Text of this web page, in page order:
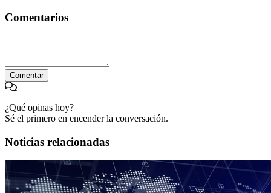
Comentarios
Comentar
¿Qué opinas hoy?
Sé el primero en encender la conversación.
Noticias relacionadas